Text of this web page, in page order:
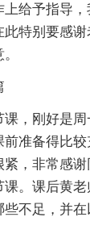
给予指导
特别要感
课，刚好是
准备得比
，非常感
课。课后黄
不足，并